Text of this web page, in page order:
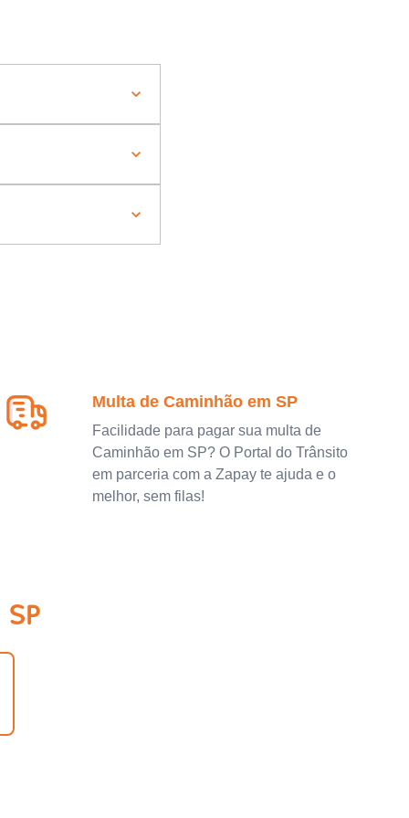
Multa de Caminhão em SP
Facilidade para pagar sua multa de
Caminhão em SP? O Portal do Trânsito
em parceria com a Zapay te ajuda e o
melhor, sem filas!